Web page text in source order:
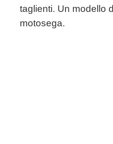
taglienti. Un modello
motosega.